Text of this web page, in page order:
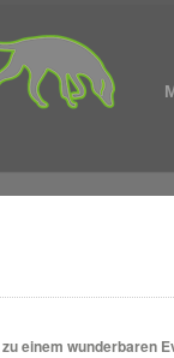
einem wunderbaren